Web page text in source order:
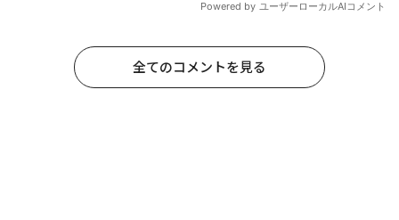
全てのコメントを見る